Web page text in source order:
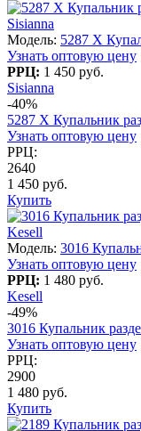
Sisianna
Модель: 5287 X
Узнать оптовую цену
РРЦ: 1 450 руб.
Sisianna
-40%
5287 X Купальник
Узнать оптовую цену
РРЦ:
2640
1 450 руб.
Купить
Kesell
Модель: 3016
Узнать оптовую цену
РРЦ: 1 480 руб.
Kesell
-49%
3016 Купальник
Узнать оптовую цену
РРЦ:
2900
1 480 руб.
Купить